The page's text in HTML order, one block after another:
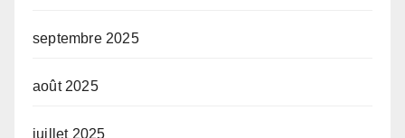
septembre 2025
août 2025
juillet 2025